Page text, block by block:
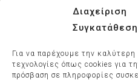
Διαχείριση
Για να παρέχουμε την καλύτερη
τεχνολογίες όπως cookies για
πρόσβαση σε πληροφορίες
SAVVAS